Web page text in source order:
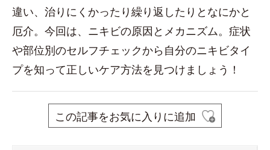
違い、治りにくかったり繰り返したりとなにかと
厄介。今回は、ニキビの原因とメカニズム。症状
や部位別のセルフチェックから自分のニキビタイ
プを知って正しいケア方法を見つけましょう！
この記事をお気に入りに追加